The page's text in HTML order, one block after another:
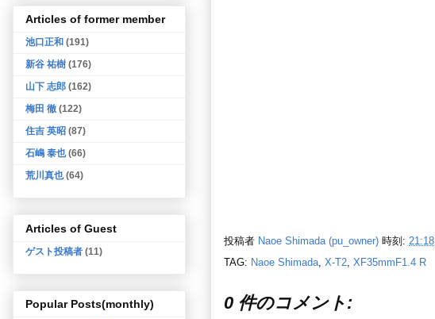
投稿者 Naoe Shimada (pu_owner) 時刻: 21:18
TAG: Naoe Shimada, X-T2, XF35mmF1.4 R
0 件のコメント:
Articles of former member
池口正和 (191)
新谷 祐樹 (176)
山下 志郎 (162)
梅田 徹 (122)
住吉 英昭 (87)
石嶋 泰也 (66)
荒川真也 (64)
Articles of Guest
ゲスト投稿者 (11)
Popular Posts(monthly)